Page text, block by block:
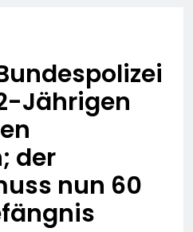
Jährigen
der
nun 60